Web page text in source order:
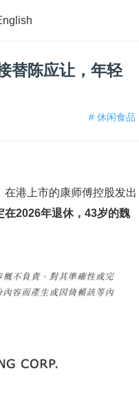
替陈应让，年轻
# 休闲食品
在港上市的康师傅控股发出
在2026年退休，43岁的魏